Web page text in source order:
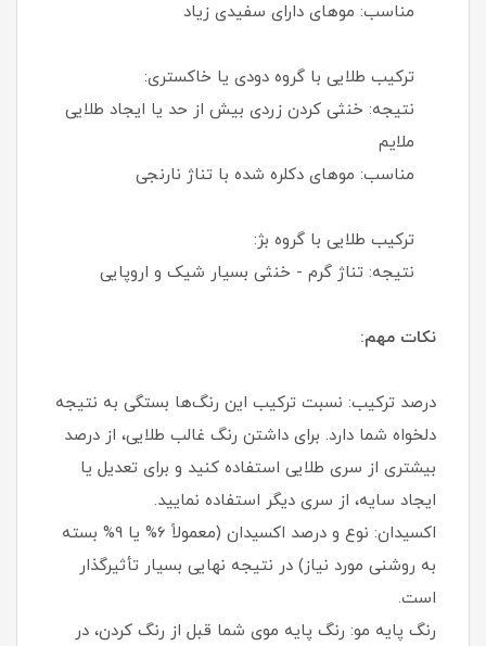
مناسب: موهای دارای سفیدی زیاد
ترکیب طلایی با گروه دودی یا خاکستری:
نتیجه: خنثی‌ کردن زردی بیش از حد یا ایجاد طلایی
ملایم
مناسب: موهای دکلره شده با تناژ نارنجی
ترکیب طلایی با گروه بژ:
نتیجه: تناژ گرم - خنثی بسیار شیک و اروپایی
نکات مهم:
درصد ترکیب: نسبت ترکیب این رنگ‌ها بستگی به نتیجه
دلخواه شما دارد. برای داشتن رنگ غالب طلایی، از درصد
بیشتری از سری طلایی استفاده کنید و برای تعدیل یا
ایجاد سایه، از سری دیگر استفاده نمایید.
اکسیدان: نوع و درصد اکسیدان (معمولاً 6% یا 9% بسته
به روشنی مورد نیاز) در نتیجه نهایی بسیار تأثیرگذار
است.
رنگ پایه مو: رنگ پایه موی شما قبل از رنگ کردن، در